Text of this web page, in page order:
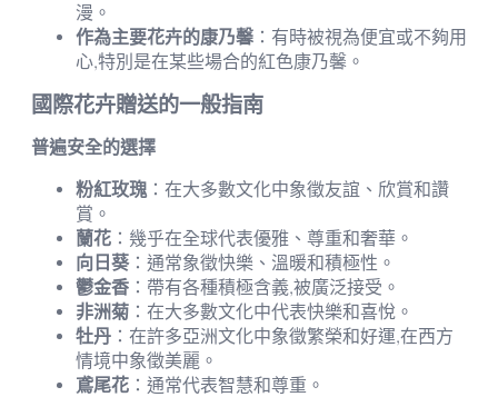
漫。
作為主要花卉的康乃馨 ：有時被視為便宜或不夠用
心,特別是在某些場合的紅色康乃馨。
國際花卉贈送的一般指南
普遍安全的選擇
粉紅玫瑰 ：在大多數文化中象徵友誼、欣賞和讚
賞。
蘭花 ：幾乎在全球代表優雅、尊重和奢華。
向日葵：通常象徵快樂、溫暖和積極性。
鬱金香 ：帶有各種積極含義,被廣泛接受。
非洲菊 ：在大多數文化中代表快樂和喜悅。
牡丹 ：在許多亞洲文化中象徵繁榮和好運,在西方
情境中象徵美麗。
鳶尾花 ：通常代表智慧和尊重。